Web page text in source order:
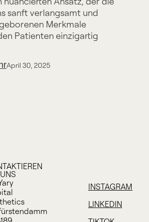
sanft verlangsamt und
Merkmale
Patienten einzigartig
April 30, 2025
INSTAGRAM
LINKEDIN